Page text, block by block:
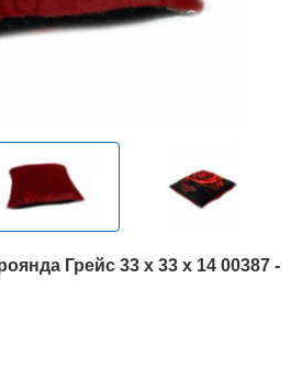
Грейс 33 x 33 x 14 00387 -